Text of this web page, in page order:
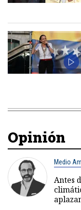
Opinión
Medio
Antes